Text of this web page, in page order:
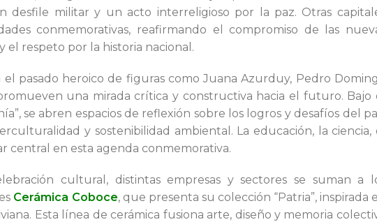
desfile militar y un acto interreligioso por la paz. Otras
conmemorativas, reafirmando el compromiso de las
el respeto por la historia nacional.
pasado heroico de figuras como Juana Azurduy, Pedro
una mirada crítica y constructiva hacia el futuro. Bajo
se abren espacios de reflexión sobre los logros y desafíos del
y sostenibilidad ambiental. La educación, la ciencia,
en esta agenda conmemorativa.
cultural, distintas empresas y sectores se suman a
Cerámica Coboce, que presenta su colección “Patria”, inspirada
Esta línea de cerámica fusiona arte, diseño y memoria